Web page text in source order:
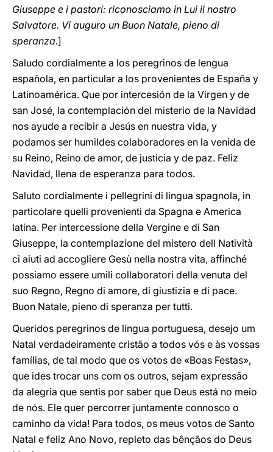
Giuseppe e i pastori: riconosciamo in Lui il nostro
Salvatore. Vi auguro un Buon Natale, pieno di
speranza.]
Saludo cordialmente a los peregrinos de lengua
española, en particular a los provenientes de España y
Latinoamérica. Que por intercesión de la Virgen y de
san José, la contemplación del misterio de la Navidad
nos ayude a recibir a Jesús en nuestra vida, y
podamos ser humildes colaboradores en la venida de
su Reino, Reino de amor, de justicia y de paz. Feliz
Navidad, llena de esperanza para todos.
Saluto cordialmente i pellegrini di lingua spagnola, in
particolare quelli provenienti da Spagna e America
latina. Per intercessione della Vergine e di San
Giuseppe, la contemplazione del mistero dell Natività
ci aiuti ad accogliere Gesù nella nostra vita, affinché
possiamo essere umili collaboratori della venuta del
suo Regno, Regno di amore, di giustizia e di pace.
Buon Natale, pieno di speranza per tutti.
Queridos peregrinos de língua portuguesa, desejo um
Natal verdadeiramente cristão a todos vós e às vossas
famílias, de tal modo que os votos de «Boas Festas»,
que ides trocar uns com os outros, sejam expressão
da alegria que sentis por saber que Deus está no meio
de nós. Ele quer percorrer juntamente connosco o
caminho da vida! Para todos, os meus votos de Santo
Natal e feliz Ano Novo, repleto das bênçãos do Deus